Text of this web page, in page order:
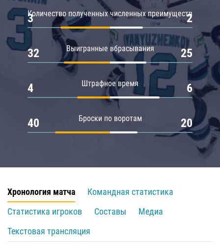
Количество полученных численных преимуществ
3 2
Выигранные вбрасывания
32 25
Штрафное время
4 6
Броски по воротам
40 20
Хронология матча
Командная статистика
Статистика игроков
Составы
Медиа
Текстовая трансляция